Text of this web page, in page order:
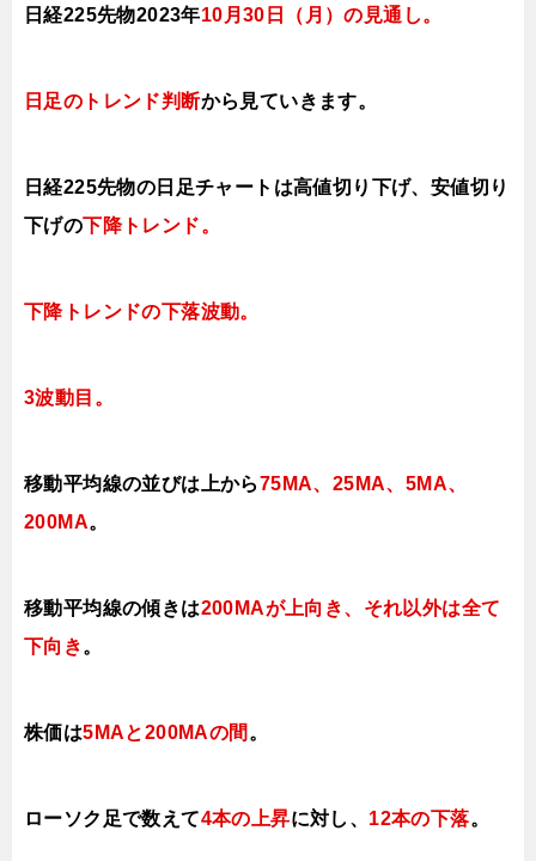
日経225先物2023年10月30日 （月 ）の見通し。
日足のトレンド判断から見ていきます。
日経225先物の日足チャートは高値切り下げ、安値切り
下げの下降トレンド。
下降トレンドの下落波動。
3波動目。
移動平均線の並びは上から75MA、25MA、5MA、
200MA。
移動平均線の傾きは200MAが上向き、それ以外は全て
下向き。
株価は5MAと200MAの間 。
ローソク足で数えて4本の上昇に対し、 12本の下落。